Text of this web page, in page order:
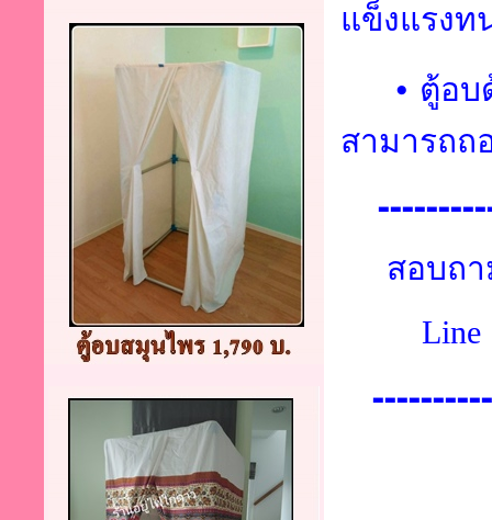
แข็งแรงท
• ตู้อบ
สามารถถ
สอบถา
Line